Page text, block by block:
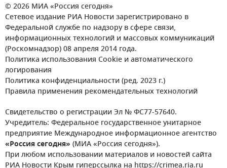
© 2026 МИА «Россия сегодня»
Сетевое издание РИА Новости зарегистрировано в
Федеральной службе по надзору в сфере связи,
информационных технологий и массовых коммуникаций
(Роскомнадзор) 08 апреля 2014 года.
Политика использования Cookie и автоматического
логирования
Политика конфиденциальности (ред. 2023 г.)
Правила применения рекомендательных технологий
Свидетельство о регистрации Эл № ФС77-57640.
Учредитель: Федеральное государственное унитарное
предприятие Международное информационное агентство
«Россия сегодня» (МИА «Россия сегодня»).
При любом использовании материалов и новостей сайта
РИА Новости Крым гиперссылка на https://crimea.ria.ru